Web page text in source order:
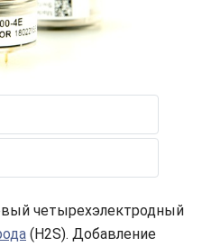
четырехэлектродный
(H2S). Добавление